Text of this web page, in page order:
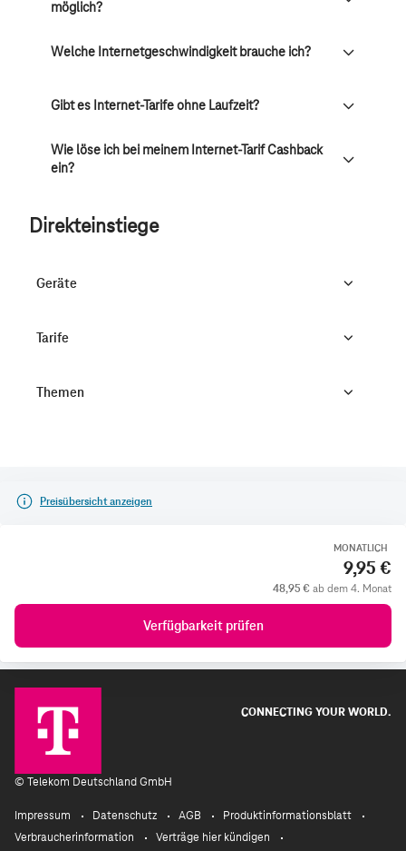
möglich?
Welche Internetgeschwindigkeit brauche ich?
Gibt es Internet-Tarife ohne Laufzeit?
Wie löse ich bei meinem Internet-Tarif Cashback
ein?
Direkteinstiege
Geräte
Tarife
Themen
Preisübersicht anzeigen
MONATLICH
9,95 €
48,95 € ab dem 4. Monat
Verfügbarkeit prüfen
CONNECTING YOUR WORLD.
© Telekom Deutschland GmbH
Impressum Datenschutz AGB
Produktinformationsblatt
Verbraucherinformation
Verträge hier kündigen